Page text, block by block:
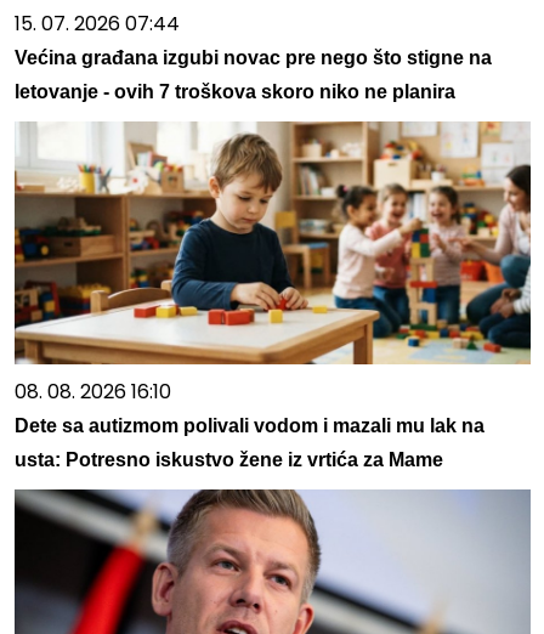
15. 07. 2026 07:44
Većina građana izgubi novac pre nego što stigne na
letovanje - ovih 7 troškova skoro niko ne planira
08. 08. 2026 16:10
Dete sa autizmom polivali vodom i mazali mu lak na
usta: Potresno iskustvo žene iz vrtića za Mame